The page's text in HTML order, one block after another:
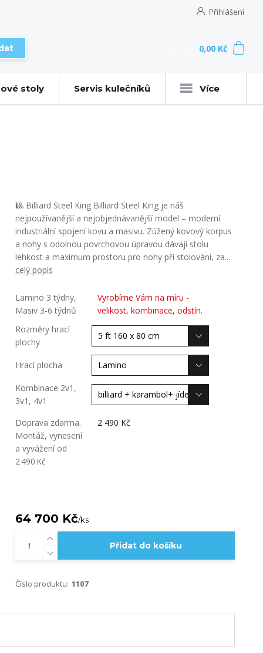
Přihlášení
0,00 Kč
stoly Servis kulečníků Více
🎱 Billiard Steel King Billiard Steel King je náš
nejpoužívanější a nejobjednávanější model – moderní
industriální spojení kovu a masivu. Zúžený kovový korpus
a nohy s odolnou povrchovou úpravou dávají stolu
lehkost a maximum prostoru pro nohy při stolování, za...
celý popis
Lamino 3 týdny,
Masiv 3-6 týdnů
Vyrobíme Vám na míru -
velikost, kombinace, odstín.
Rozměry hrací
plochy
Hrací plocha
Kombinace 2v1,
3v1, 4v1
Doprava zdarma.
Montáž, vynesení
a vyvážení od
2 490 Kč
2 490 Kč
64 700 Kč/ks
Přidat do košíku
Číslo produktu: 1107